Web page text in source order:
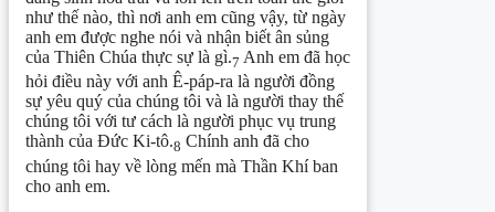
như thế nào, thì nơi anh em cũng vậy, từ ngày
anh em được nghe nói và nhận biết ân sủng
của Thiên Chúa thực sự là gì.7 Anh em đã học
hỏi điều này với anh Ê-páp-ra là người đồng
sự yêu quý của chúng tôi và là người thay thế
chúng tôi với tư cách là người phục vụ trung
thành của Đức Ki-tô.8 Chính anh đã cho
chúng tôi hay về lòng mến mà Thần Khí ban
cho anh em.